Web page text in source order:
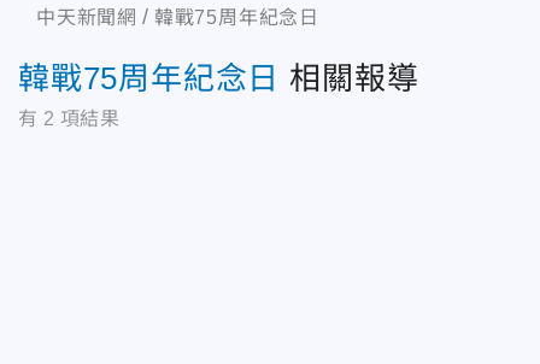
中天新聞網 韓戰75周年紀念日
韓戰75周年紀念日 相關報導
有 2 項結果